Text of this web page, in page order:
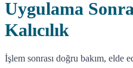
Uygulama
Kalıcılık
İşlem sonrası doğru bakım, elde